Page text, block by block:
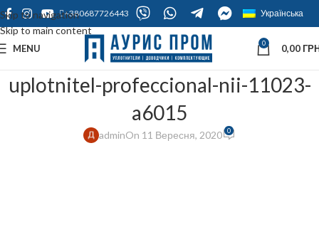
Skip to navigation
Skip to main content
+380687726443 Українська
MENU 0 0,00
uplotnitel-profeccional-nii-11023-
a6015
adminOn 11 Вересня, 2020 0